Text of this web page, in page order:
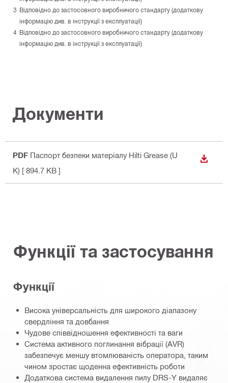
Відповідно до застосовного виробничого стандарту (додаткову
інформацію див. в інструкції з експлуатації)
Відповідно до застосовного виробничого стандарту (додаткову
інформацію див. в інструкції з експлуатації)
Документи
PDF Паспорт безпеки матеріалу Hilti Grease (U
K) [ 894.7 KB ]
Функції та застосування
Функції
Висока універсальність для широкого діапазону
свердління та довбання
Чудове співвідношення ефективності та ваги
Система активного поглинання вібрації (AVR)
забезпечує меншу втомлюваність оператора, таким
чином зростає щоденна ефективність роботи
Додаткова система видалення пилу DRS-Y видаляє